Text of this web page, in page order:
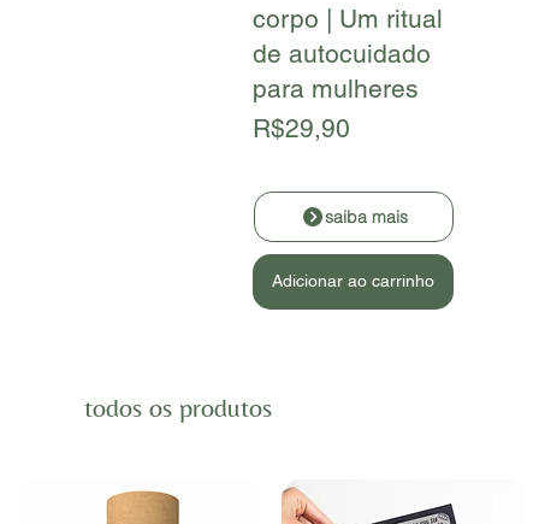
corpo | Um ritual
de autocuidado
para mulheres
R$29,90
saiba mais
Adicionar ao carrinho
todos os produtos